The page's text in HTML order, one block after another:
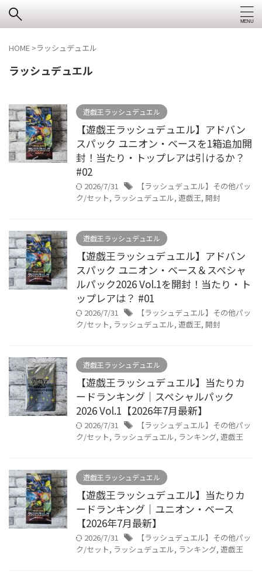
HOME >ラッシュデュエル
ラッシュデュエル
遊戯王ラッシュデュエル
【遊戯王ラッシュデュエル】アドバン
スパック ユニオン・ベースを1箱追加開
封！当たり・トップレアは引けるか？
#02
2026/7/31
【ラッシュデュエル】その他パッ
ク/セット, ラッシュデュエル, 遊戯王, 開封
遊戯王ラッシュデュエル
【遊戯王ラッシュデュエル】アドバン
スパック ユニオン・ベース＆スペシャ
ルパック2026 Vol.1を開封！当たり・ト
ップレアは？ #01
2026/7/31
【ラッシュデュエル】その他パッ
ク/セット, ラッシュデュエル, 遊戯王, 開封
遊戯王ラッシュデュエル
【遊戯王ラッシュデュエル】当たりカ
ードランキング｜スペシャルパック
2026 Vol.1【2026年7月最新】
2026/7/31
【ラッシュデュエル】その他パッ
ク/セット, ラッシュデュエル, ランキング, 遊戯王
遊戯王ラッシュデュエル
【遊戯王ラッシュデュエル】当たりカ
ードランキング｜ユニオン・ベース
【2026年7月最新】
2026/7/31
【ラッシュデュエル】その他パッ
ク/セット, ラッシュデュエル, ランキング, 遊戯王